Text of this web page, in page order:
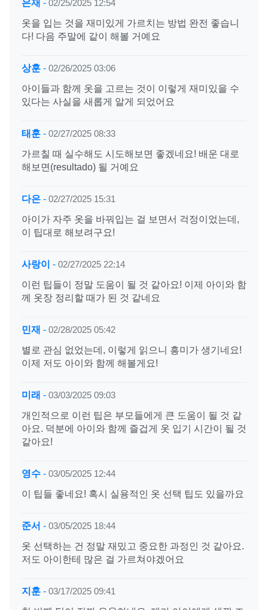
은재 - 02/25/2025 12:54
옷을 입는 것을 재미있게 가르치는 방법 완전 좋습니
다! 다음 주말에 같이 해볼 거예요
상훈 - 02/26/2025 03:06
아이들과 함께 옷을 고르는 것이 이렇게 재미있을 수
있다는 사실을 새롭게 알게 되었어요
태훈 - 02/27/2025 08:33
가르칠 때 실수해도 시도해보면 좋겠네요! 배운 대로
해보면(resultado) 될 거예요
다은 - 02/27/2025 15:31
아이가 자주 옷을 바꿔입는 걸 보면서 걱정이었는데,
이 팁대로 해보려구요!
사랑이 - 02/27/2025 22:14
이런 팁들이 정말 도움이 될 것 같아요! 이제 아이와 함
께 옷장 정리할 때가 된 것 같네요
민재 - 02/28/2025 05:42
별로 관심 없었는데, 이렇게 읽으니 흥미가 생기네요!
이제 저도 아이와 함께 해볼게요!
미래 - 03/03/2025 09:03
개인적으로 이런 팁은 부모들에게 큰 도움이 될 것 같
아요. 덕분에 아이와 함께 즐겁게 옷 입기 시간이 될 것
같아요!
영수 - 03/05/2025 12:44
이 팁들 좋네요! 혹시 실용적인 옷 선택 팁도 있을까요
준서 - 03/05/2025 18:44
옷 선택하는 건 정말 재밌고 중요한 과정인 것 같아요.
저도 아이한테 많은 걸 가르쳐야겠어요
지훈 - 03/17/2025 09:41